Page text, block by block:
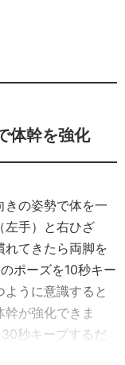
体幹を強化
の姿勢で体を一
左手）と右ひざ
れてきたら両脚を
ポーズを10秒キー
うに意識すると
が強化できま
秒キープするだ